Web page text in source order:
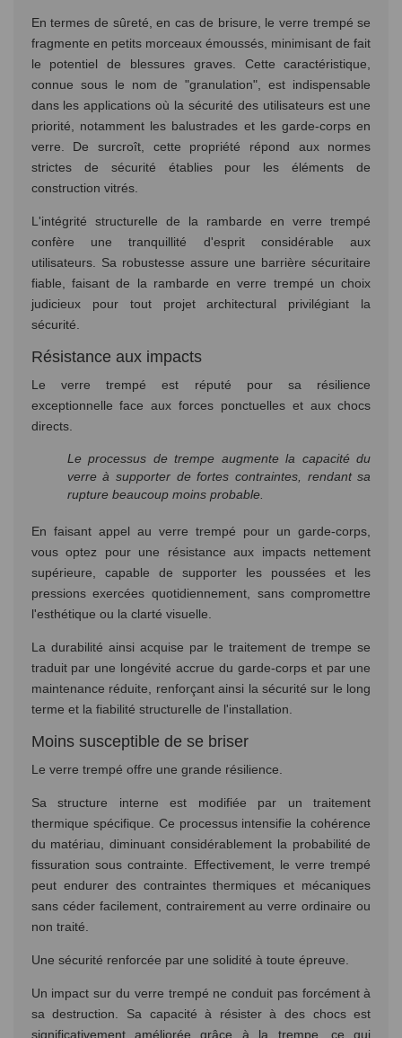
En termes de sûreté, en cas de brisure, le verre trempé se
fragmente en petits morceaux émoussés, minimisant de fait
le potentiel de blessures graves. Cette caractéristique,
connue sous le nom de "granulation", est indispensable
dans les applications où la sécurité des utilisateurs est une
priorité, notamment les balustrades et les garde-corps en
verre. De surcroît, cette propriété répond aux normes
strictes de sécurité établies pour les éléments de
construction vitrés.
L'intégrité structurelle de la rambarde en verre trempé
confère une tranquillité d'esprit considérable aux
utilisateurs. Sa robustesse assure une barrière sécuritaire
fiable, faisant de la rambarde en verre trempé un choix
judicieux pour tout projet architectural privilégiant la
sécurité.
Résistance aux impacts
Le verre trempé est réputé pour sa résilience
exceptionnelle face aux forces ponctuelles et aux chocs
directs.
Le processus de trempe augmente la capacité du
verre à supporter de fortes contraintes, rendant sa
rupture beaucoup moins probable.
En faisant appel au verre trempé pour un garde-corps,
vous optez pour une résistance aux impacts nettement
supérieure, capable de supporter les poussées et les
pressions exercées quotidiennement, sans compromettre
l'esthétique ou la clarté visuelle.
La durabilité ainsi acquise par le traitement de trempe se
traduit par une longévité accrue du garde-corps et par une
maintenance réduite, renforçant ainsi la sécurité sur le long
terme et la fiabilité structurelle de l'installation.
Moins susceptible de se briser
Le verre trempé offre une grande résilience.
Sa structure interne est modifiée par un traitement
thermique spécifique. Ce processus intensifie la cohérence
du matériau, diminuant considérablement la probabilité de
fissuration sous contrainte. Effectivement, le verre trempé
peut endurer des contraintes thermiques et mécaniques
sans céder facilement, contrairement au verre ordinaire ou
non traité.
Une sécurité renforcée par une solidité à toute épreuve.
Un impact sur du verre trempé ne conduit pas forcément à
sa destruction. Sa capacité à résister à des chocs est
significativement améliorée grâce à la trempe, ce qui